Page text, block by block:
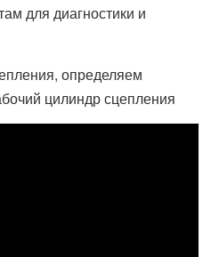
для диагностики и
определяем
цилиндр сцепления